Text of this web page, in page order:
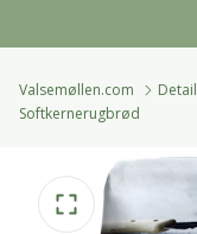
Valsemøllen.com Detail
Softkernerugbrød